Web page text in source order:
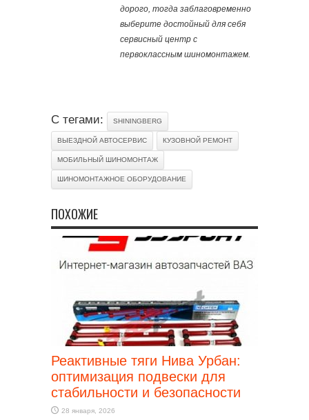
дорого, тогда заблаговременно
выберите достойный для себя
сервисный центр с
первоклассным шиномонтажем.
С тегами: SHININGBERG
ВЫЕЗДНОЙ АВТОСЕРВИС КУЗОВНОЙ РЕМОНТ
МОБИЛЬНЫЙ ШИНОМОНТАЖ
ШИНОМОНТАЖНОЕ ОБОРУДОВАНИЕ
ПОХОЖИЕ
Реактивные тяги Нива Урбан:
оптимизация подвески для
стабильности и безопасности
28 января, 2026